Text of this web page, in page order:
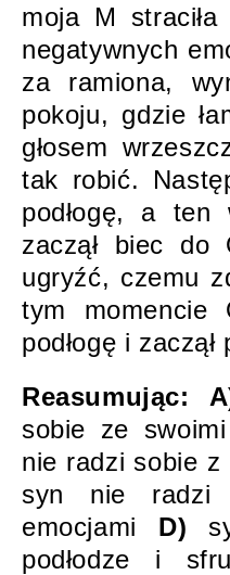
moja M straciła
negatywnych
za ramiona,
pokoju, gdzie
głosem
tak robić.
podłogę, a
zaczął biec
ugryźć, czemu
tym momencie
podłogę i zaczął
Reasumując:
sobie ze
nie radzi sobie z
syn nie radzi
emocjami D)
podłodze i